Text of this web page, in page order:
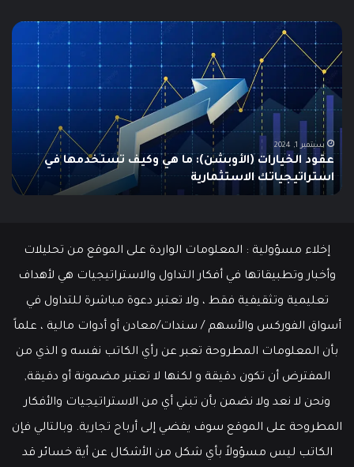
مطالبات
البطالة
في
الولايات
المتحدة
تنخفض
إلى
أدنى
مستوى
منذ
مايو
عمل
سبتمبر 19, 2024
مطالبات البطالة في الولايات المتحدة تنخفض إلى أدنى
مستوى منذ مايو وسط سوق عمل قوي
إخلاء مسؤولية : المعلومات الواردة على الموقع من تحليلات
وأخبار وتطبيقاتها في أفكار التداول والاستراتيجيات هي لأهداف
تعليمية وتثقيفية فقط ، ولا تعتبر دعوة مباشرة للتداول في
أسواق الفوركس والأسهم / سندات/معادن أو أدوات مالية ، علماً
بأن المعلومات المطروحة تعبر عن رأي الكاتب نفسه و الذي من
المفترض أن تكون دقيقة و لكنها لا تعتبر مضمونة أو دقيقة,
ونحن لا نعد ولا نضمن بأن تبني أي من الاستراتيجيات والأفكار
المطروحة على الموقع سوف يفضي إلى أرباح تجارية. وبالتالي فإن
الكاتب ليس مسؤولاً بأي شكل من الأشكال عن أية خسائر قد